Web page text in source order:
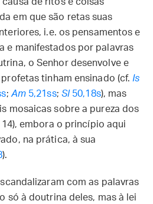
em que são retas suas
i.e. os pensamentos e
e manifestados por palavras
o Senhor desenvolve e
tinham ensinado (cf. Is
; Am5,21ss; Sl 50,18s), mas
mosaicas sobre a pureza dos
embora o princípio aqui
na prática, à sua
).
com as palavras
só à doutrina deles, mas à lei